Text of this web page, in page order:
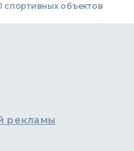
спортивных объектов
рекламы